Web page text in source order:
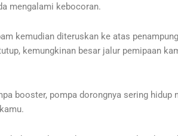
mengalami kebocoran.
kemudian diteruskan ke atas
kemungkinan besar jalur pemipaan
booster, pompa dorongnya sering